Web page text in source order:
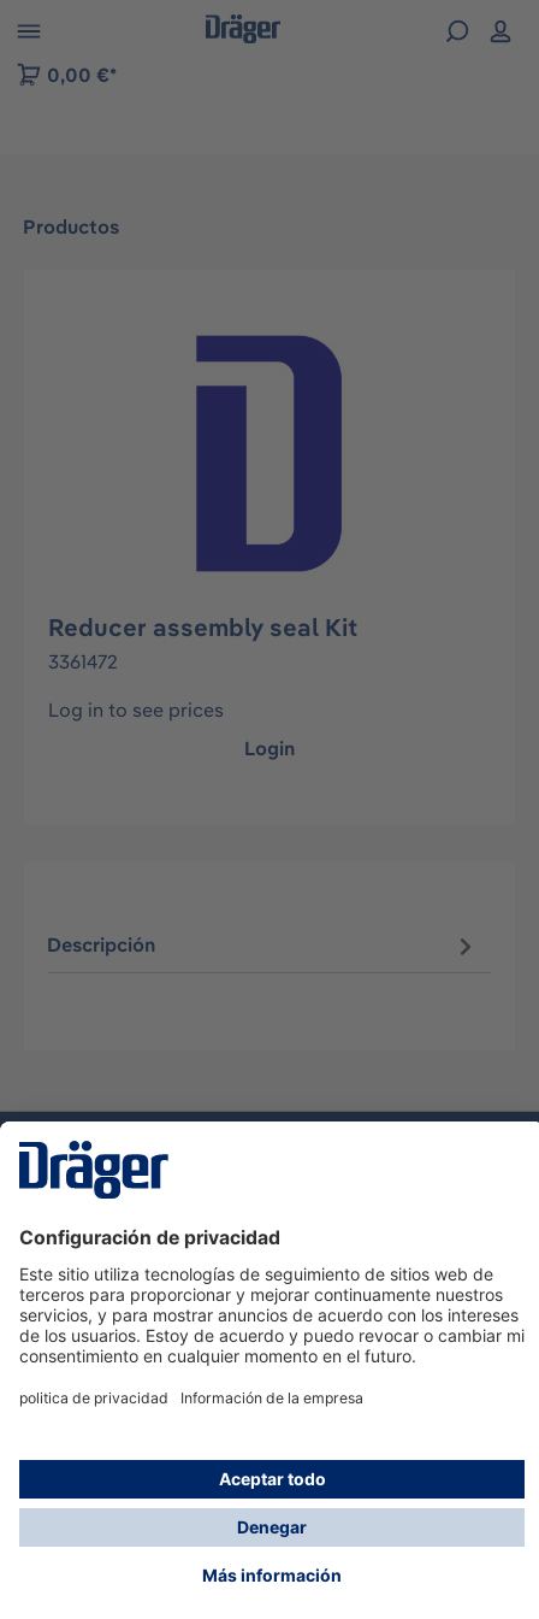
to B2B platform navigation
0,00 €*
Productos
Omitir galería de imágenes
Reducer assembly seal Kit
3361472
Log in to see prices
Login
Descripción
Servicio de atención al cliente de Dräger
Ayuda
Información
© Dräger Hispania S.A.U., 2024
*Todos los precios no incluyen IVA y posibles gastos
de envío, salvo que indique lo contrario